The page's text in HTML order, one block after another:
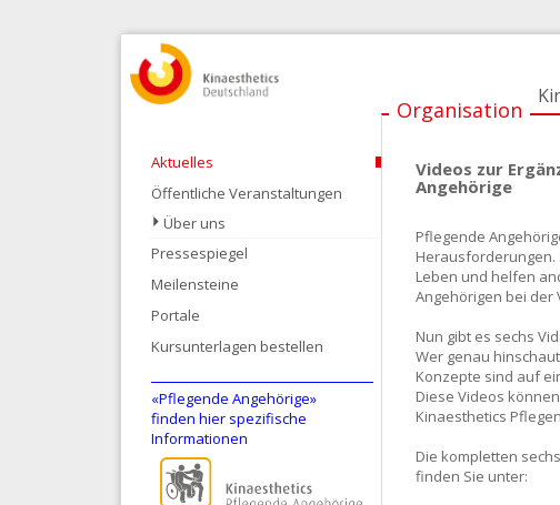
Organisation
Aktuelles
Öffentliche Veranstaltungen
Über uns
Pressespiegel
Meilensteine
Portale
Kursunterlagen bestellen
«Pflegende Angehörige»
finden hier spezifische
Informationen
Videos zur
Angehörige
Pflegende
Leben und helfen
Angehörigen bei der
Nun gibt es sechs
Wer genau
Konzepte sind auf
Diese Videos
Kinaesthetics
Die kompletten
finden Sie unter: